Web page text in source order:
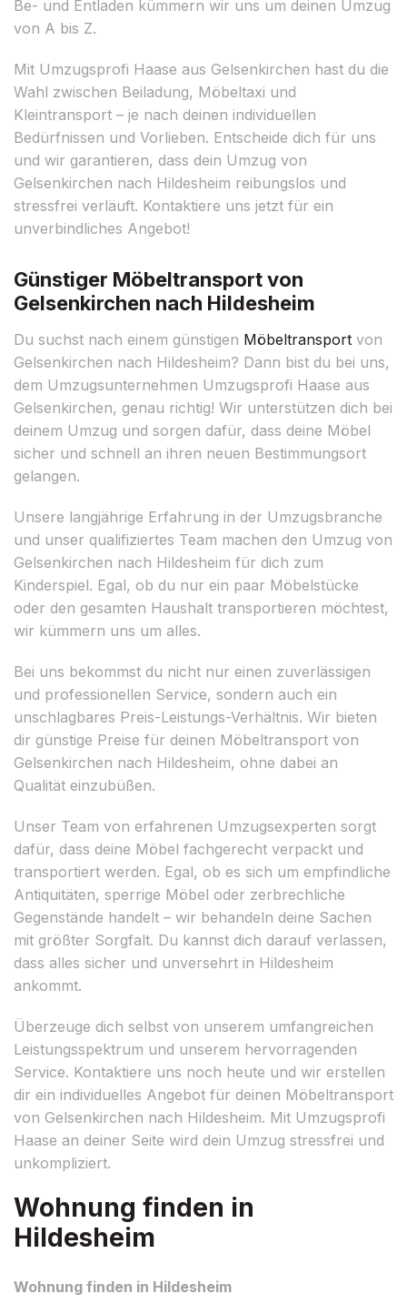
Be- und Entladen kümmern wir uns um deinen Umzug
von A bis Z.
Mit Umzugsprofi Haase aus Gelsenkirchen hast du die
Wahl zwischen Beiladung, Möbeltaxi und
Kleintransport – je nach deinen individuellen
Bedürfnissen und Vorlieben. Entscheide dich für uns
und wir garantieren, dass dein Umzug von
Gelsenkirchen nach Hildesheim reibungslos und
stressfrei verläuft. Kontaktiere uns jetzt für ein
unverbindliches Angebot!
Günstiger Möbeltransport von
Gelsenkirchen nach Hildesheim
Du suchst nach einem günstigen Möbeltransport von
Gelsenkirchen nach Hildesheim? Dann bist du bei uns,
dem Umzugsunternehmen Umzugsprofi Haase aus
Gelsenkirchen, genau richtig! Wir unterstützen dich bei
deinem Umzug und sorgen dafür, dass deine Möbel
sicher und schnell an ihren neuen Bestimmungsort
gelangen.
Unsere langjährige Erfahrung in der Umzugsbranche
und unser qualifiziertes Team machen den Umzug von
Gelsenkirchen nach Hildesheim für dich zum
Kinderspiel. Egal, ob du nur ein paar Möbelstücke
oder den gesamten Haushalt transportieren möchtest,
wir kümmern uns um alles.
Bei uns bekommst du nicht nur einen zuverlässigen
und professionellen Service, sondern auch ein
unschlagbares Preis-Leistungs-Verhältnis. Wir bieten
dir günstige Preise für deinen Möbeltransport von
Gelsenkirchen nach Hildesheim, ohne dabei an
Qualität einzubüßen.
Unser Team von erfahrenen Umzugsexperten sorgt
dafür, dass deine Möbel fachgerecht verpackt und
transportiert werden. Egal, ob es sich um empfindliche
Antiquitäten, sperrige Möbel oder zerbrechliche
Gegenstände handelt – wir behandeln deine Sachen
mit größter Sorgfalt. Du kannst dich darauf verlassen,
dass alles sicher und unversehrt in Hildesheim
ankommt.
Überzeuge dich selbst von unserem umfangreichen
Leistungsspektrum und unserem hervorragenden
Service. Kontaktiere uns noch heute und wir erstellen
dir ein individuelles Angebot für deinen Möbeltransport
von Gelsenkirchen nach Hildesheim. Mit Umzugsprofi
Haase an deiner Seite wird dein Umzug stressfrei und
unkompliziert.
Wohnung finden in
Hildesheim
Wohnung finden in Hildesheim